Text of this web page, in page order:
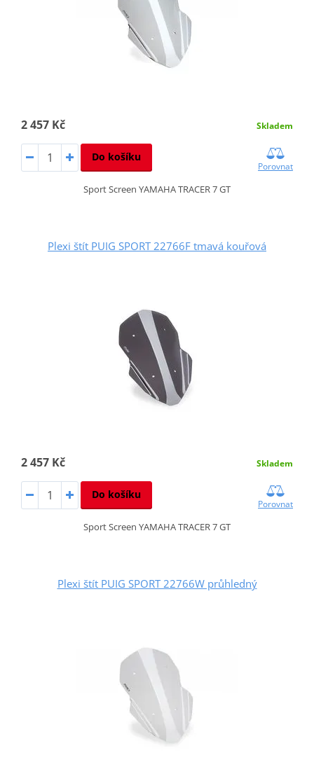
2 457 Kč Skladem
Do košíku
Porovnat
Sport Screen YAMAHA TRACER 7 GT
Plexi štít PUIG SPORT 22766F tmavá kouřová
2 457 Kč Skladem
Do košíku
Porovnat
Sport Screen YAMAHA TRACER 7 GT
Plexi štít PUIG SPORT 22766W průhledný